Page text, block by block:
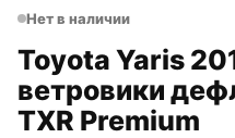
Нет в наличии
Toyota Yaris
ветровики
TXR Premium